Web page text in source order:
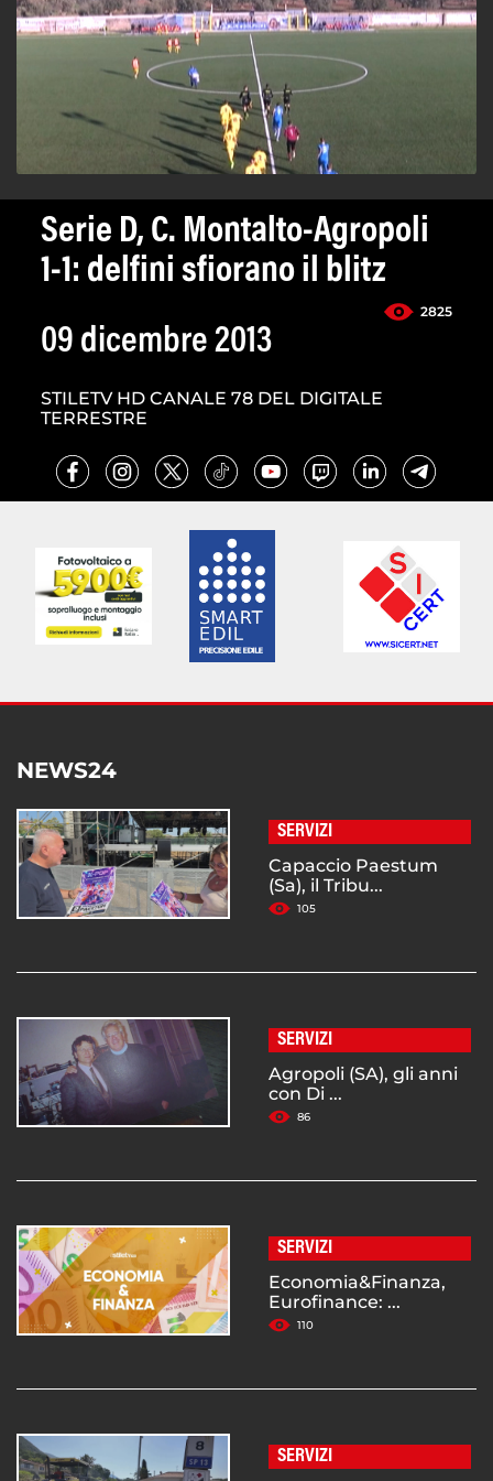
Serie D, C. Montalto-Agropoli
1-1: delfini sfiorano il blitz
2825
09 dicembre 2013
STILETV HD CANALE 78 DEL DIGITALE
TERRESTRE
NEWS24
SERVIZI
Capaccio Paestum
(Sa), il Tribu...
105
SERVIZI
Agropoli (SA), gli anni
con Di ...
86
SERVIZI
Economia&Finanza,
Eurofinance: ...
110
SERVIZI